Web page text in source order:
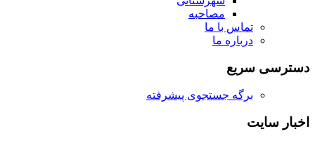
مصاحبه
تماس با ما
درباره ما
دسترسی سریع
برگه جستجوی پیشرفته
اخبار سایت